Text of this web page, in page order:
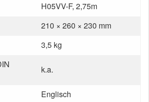
H05VV-F, 2,75m
210 × 260 × 230 mm
3,5 kg
k.a.
Englisch